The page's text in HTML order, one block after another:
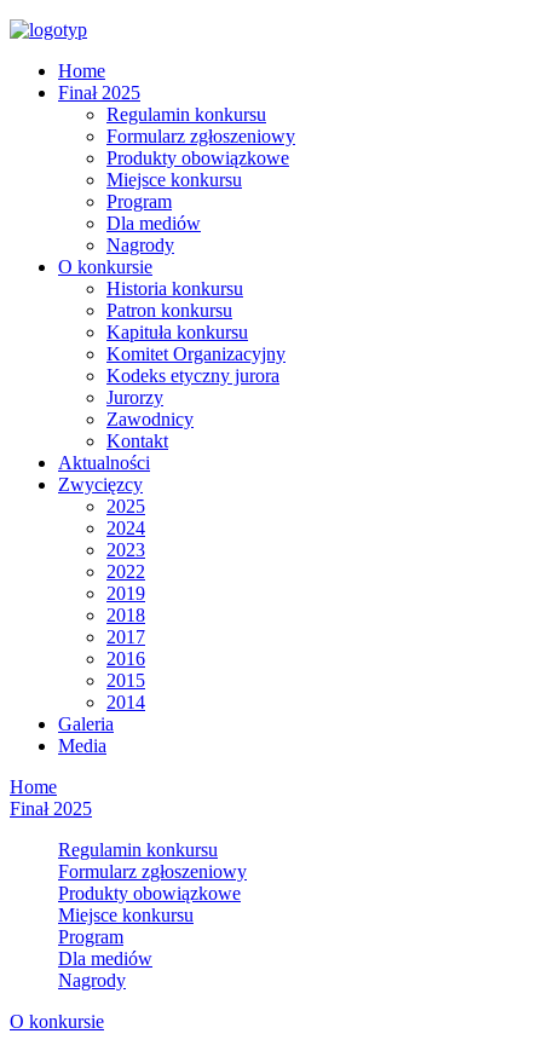
Home
Finał 2025
Regulamin konkursu
Formularz zgłoszeniowy
Produkty obowiązkowe
Miejsce konkursu
Program
Dla mediów
Nagrody
O konkursie
Historia konkursu
Patron konkursu
Kapituła konkursu
Komitet Organizacyjny
Kodeks etyczny jurora
Jurorzy
Zawodnicy
Kontakt
Aktualności
Zwycięzcy
2025
2024
2023
2022
2019
2018
2017
2016
2015
2014
Galeria
Media
Home
Finał 2025
Regulamin konkursu
Formularz zgłoszeniowy
Produkty obowiązkowe
Miejsce konkursu
Program
Dla mediów
Nagrody
O konkursie